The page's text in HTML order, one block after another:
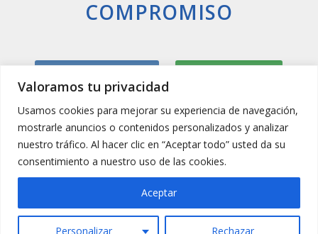
Valoramos tu privacidad
Usamos cookies para mejorar su experiencia de navegación,
mostrarle anuncios o contenidos personalizados y analizar
nuestro tráfico. Al hacer clic en “Aceptar todo” usted da su
consentimiento a nuestro uso de las cookies.
Personalizar Rechazar
Aceptar
COMPROMISO